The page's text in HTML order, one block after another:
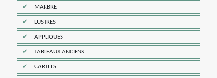
MARBRE
LUSTRES
APPLIQUES
TABLEAUX ANCIENS
CARTELS